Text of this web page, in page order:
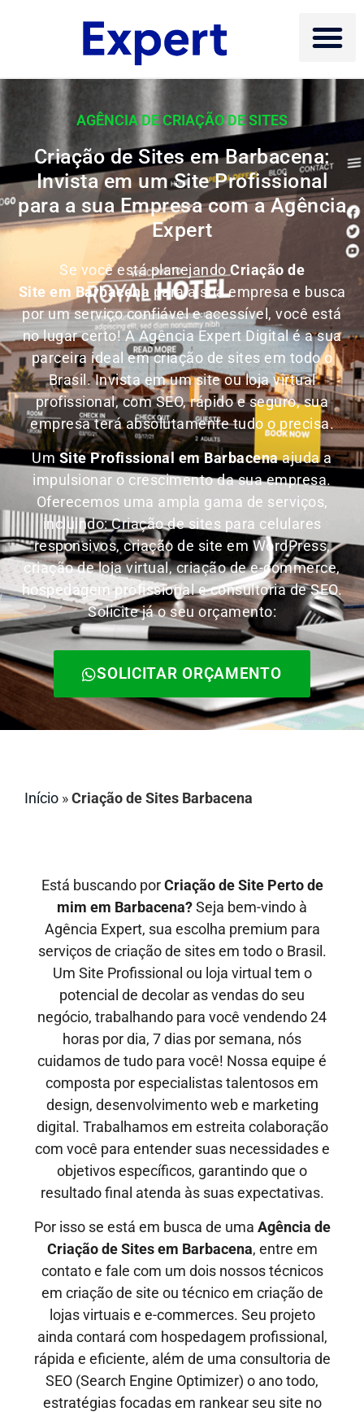
AGÊNCIA DE CRIAÇÃO DE SITES
Criação de Sites em Barbacena:
Invista em um Site Profissional
para a sua Empresa com a Agência
Expert
Se você está planejandoCriação de
Site em Barbacena para a sua empresa e busca
por um serviço confiável e acessível, você está
no lugar certo! A Agência Expert Digital é a sua
parceira ideal em criação de sites em todo o
Brasil.Invista em um site ou loja virtual
profissional, com SEO, rápido e seguro, sua
empresa terá absolutamente tudo o precisa.
UmSite Profissional em Barbacenaajuda a
impulsionar o crescimento da sua empresa.
Oferecemos uma ampla gama de serviços,
incluindo: Criação de sites para celulares
responsivos, criação de site em WordPress,
criação de loja virtual, criação de e-commerce,
hospedagem profissional e consultoria de SEO.
Solicite já o seu orçamento:
SOLICITAR ORÇAMENTO
Início »Criação de Sites Barbacena
Está buscando porCriação de Site Perto de
mim em Barbacena?Seja bem-vindo à
Agência Expert, sua escolha premium para
serviços de criação de sites em todo o Brasil.
Um Site Profissional ou loja virtual tem o
potencial de decolar as vendas do seu
negócio, trabalhando para você vendendo 24
horas por dia, 7 dias por semana, nós
cuidamos de tudo para você! Nossa equipe é
composta por especialistas talentosos em
design, desenvolvimento web e marketing
digital. Trabalhamos em estreita colaboração
com você para entender suas necessidades e
objetivos específicos, garantindo que o
resultado final atenda às suas expectativas.
Por isso se está em busca de uma Agência de
Criação de Sites em Barbacena, entre em
contato e fale com um dois nossos técnicos
em criação de site ou técnico em criação de
lojas virtuais e e-commerces. Seu projeto
ainda contará com hospedagem profissional,
rápida e eficiente, além de uma consultoria de
SEO (Search Engine Optimizer) o ano todo,
estratégias focadas em rankear seu site no